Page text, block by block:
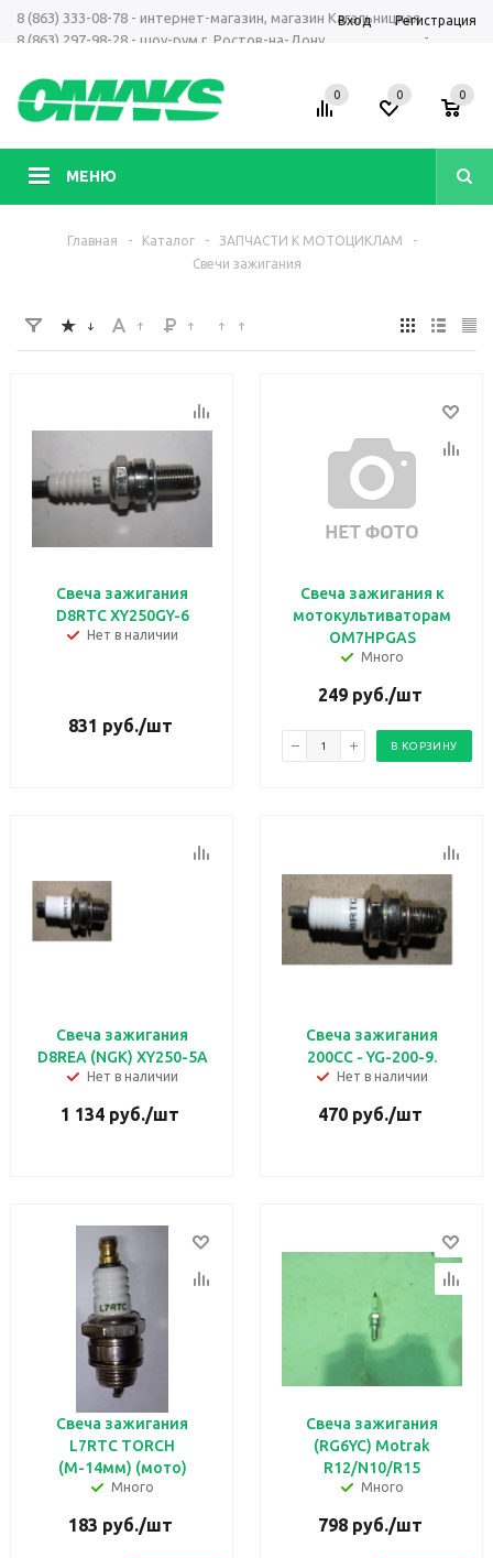
8 (863) 333-08-78 - интернет-магазин, магазин Кагальницкая
8 (863) 297-98-28 - шоу-рум г. Ростов-на-Дону
-
Вход Регистрация
МЕНЮ
0 0 0
Главная - Каталог - ЗАПЧАСТИ К МОТОЦИКЛАМ
-
Свечи зажигания
Свеча зажигания
D8RTC XY250GY-6
Нет в наличии
831 руб./шт
Свеча зажигания к
мотокультиваторам
ОМ7НРGAS
Много
249руб./шт
В КОРЗИНУ
Свеча зажигания
D8REA (NGK) XY250-5А
Нет в наличии
1 134 руб./шт
Свеча зажигания
200СС - YG-200-9.
Нет в наличии
470руб./шт
Свеча зажигания
L7RTC TORCH
(М-14мм) (мото)
Много
183 руб./шт
Свеча зажигания
(RG6YC) Motrak
R12/N10/R15
Много
798руб./шт